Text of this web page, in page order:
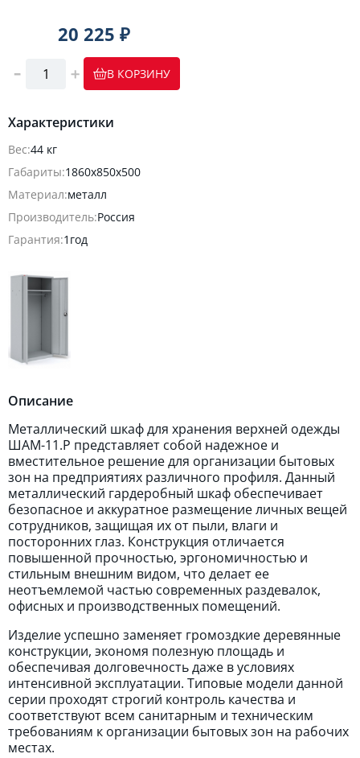
Характеристики
Вес:44 кг
Габариты:1860х850х500
Материал:металл
Производитель:Россия
Гарантия:1год
20 225 ₽
В КОРЗИНУ
Описание
Металлический шкаф для хранения верхней одежды
ШАМ-11.Р представляет собой надежное и
вместительное решение для организации бытовых
зон на предприятиях различного профиля. Данный
металлический гардеробный шкаф обеспечивает
безопасное и аккуратное размещение личных вещей
сотрудников, защищая их от пыли, влаги и
посторонних глаз. Конструкция отличается
повышенной прочностью, эргономичностью и
стильным внешним видом, что делает ее
неотъемлемой частью современных раздевалок,
офисных и производственных помещений.
Изделие успешно заменяет громоздкие деревянные
конструкции, экономя полезную площадь и
обеспечивая долговечность даже в условиях
интенсивной эксплуатации. Типовые модели данной
серии проходят строгий контроль качества и
соответствуют всем санитарным и техническим
требованиям к организации бытовых зон на рабочих
местах.